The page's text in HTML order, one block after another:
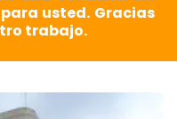
usted. Gracias
trabajo.